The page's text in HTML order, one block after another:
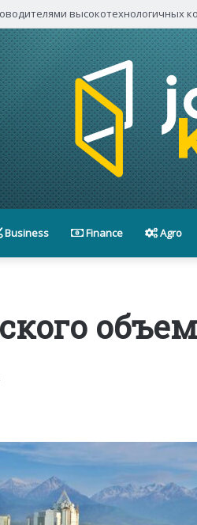
высокотехнологичных
Business Finance Agro